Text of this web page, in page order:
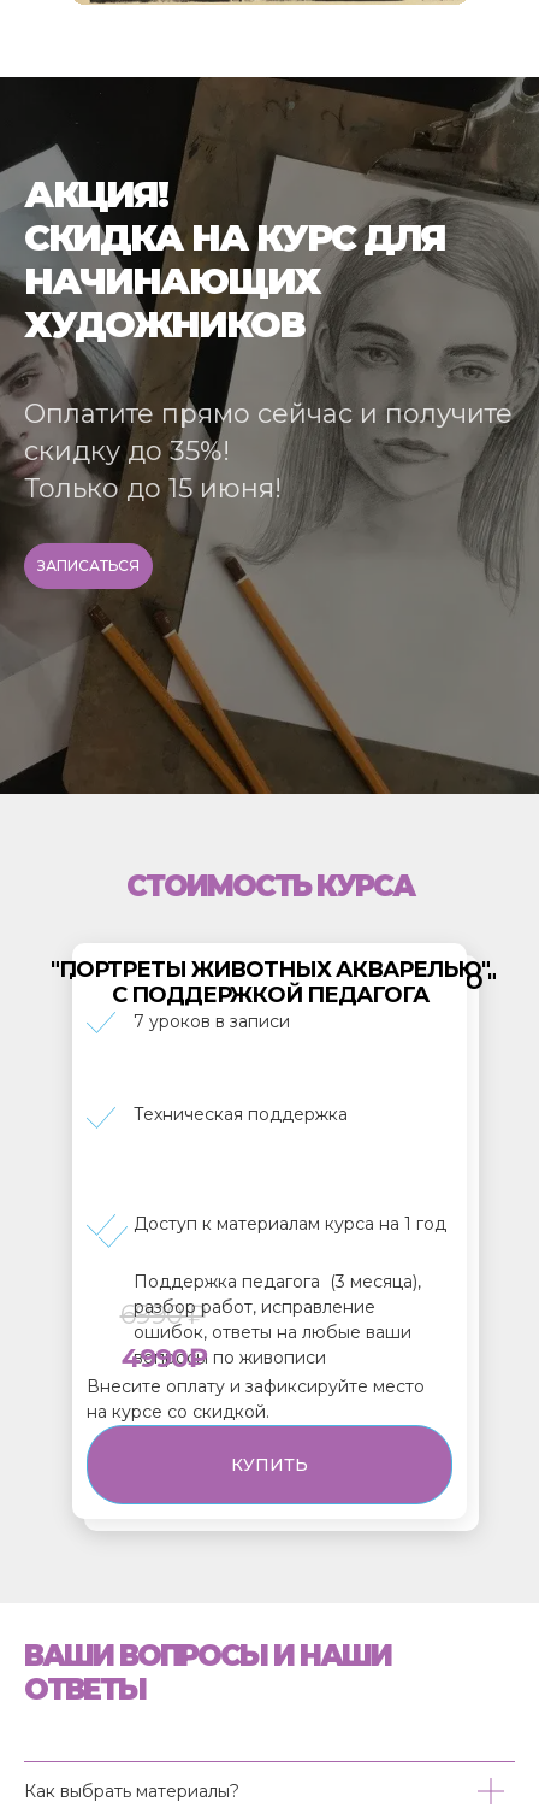
АКЦИЯ!
СКИДКА НА КУРС ДЛЯ
НАЧИНАЮЩИХ
ХУДОЖНИКОВ
Оплатите прямо сейчас и получите
скидку до 35%!
Только до 15 июня!
ЗАПИСАТЬСЯ
"ПОРТРЕТЫ ЖВОТНЫХ АКВАРЕЛЬЮ "
БЕЗ ПОДДЕРЖКИ ПЕДАГОГА
Поддержка педагога (3 месяца),
разбор работ, исправление
ошибок, ответы на любые ваши
вопросы по живописи
Доступ к материалам курса на 1 год
Техническая поддержка
7 уроков в записи
3990₽
5990 ₽
Внесите оплату и зафиксируйте место
на курсе со скидкой.
КУПИТЬ
"ПОРТРЕТЫ ЖИВОТНЫХ АКВАРЕЛЬЮ"
С ПОДДЕРЖКОЙ ПЕДАГОГА
Поддержка педагога (3 месяца),
разбор работ, исправление
ошибок, ответы на любые ваши
вопросы по живописи
Доступ к материалам курса на 1 год
Техническая поддержка
7 уроков в записи
4990₽
6990 ₽
Внесите оплату и зафиксируйте место
на курсе со скидкой.
КУПИТЬ
СТОИМОСТЬ КУРСА
ВАШИ ВОПРОСЫ И НАШИ
ОТВЕТЫ
Как выбрать материалы?